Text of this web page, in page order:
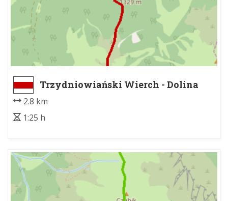
Trzydniowiański Wierch - Dolina
Chochołowska, Polana Trzydniówka
2.8 km
1:25 h